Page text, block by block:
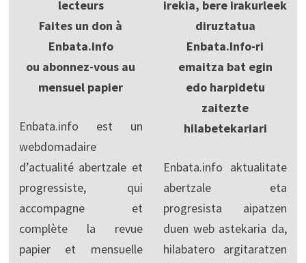
lecteurs
Faites un don à
Enbata.info
ou abonnez-vous au
mensuel papier
Enbata.info est un
webdomadaire
d’actualité abertzale et
progressiste, qui
accompagne et
complète la revue
papier et mensuelle
irekia, bere irakurleek
diruztatua
Enbata.Info-ri
emaitza bat egin
edo harpidetu
zaitezte
hilabetekariari
Enbata.info aktualitate
abertzale eta
progresista aipatzen
duen web astekaria da,
hilabatero argitaratzen